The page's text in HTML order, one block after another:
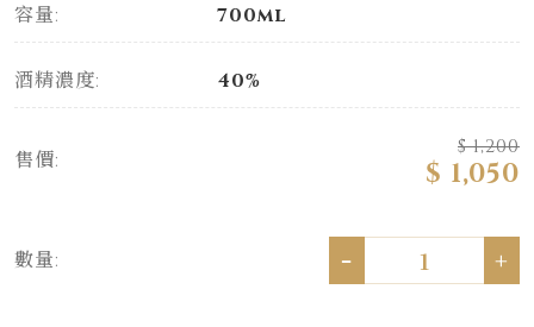
容量: 700ml
酒精濃度: 40%
售價:
$ 1,200
$ 1,050
數量: - +